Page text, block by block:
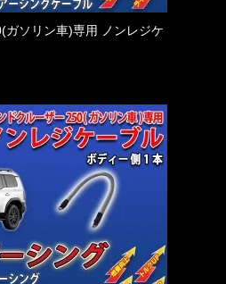
ガソリン車)専用 ノンレジケ